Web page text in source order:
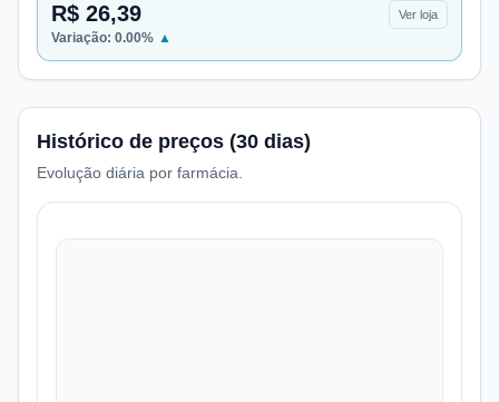
R$ 26,39 Ver loja
Variação: 0.00% ▲
Histórico de preços (30 dias)
Evolução diária por farmácia.